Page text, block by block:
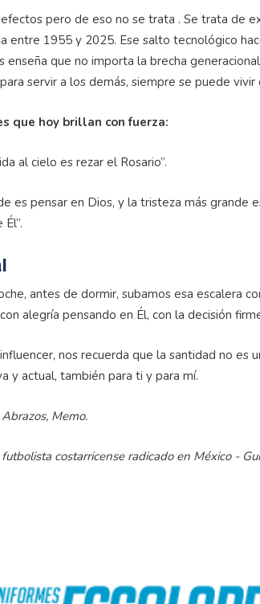
pero de eso no se trata . Se trata de
entre 1955 y 2025. Ese salto tecnológico
enseña que no importa la brecha
servir a los demás, siempre se puede vivir
que hoy brillan con fuerza:
al cielo es rezar el Rosario”.
es pensar en Dios, y la tristeza más grande
antes de dormir, subamos esa escalera
alegría pensando en Él, con la decisión
nos recuerda que la santidad no es
y actual, también para ti y para mí.
Memo.
costarricense radicado en México -
de los 80 años': el fenómeno literario que inspira a